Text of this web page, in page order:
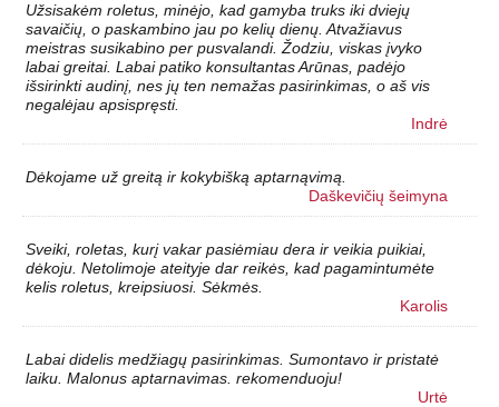
Užsisakėm roletus, minėjo, kad gamyba truks iki dviejų
savaičių, o paskambino jau po kelių dienų. Atvažiavus
meistras susikabino per pusvalandi. Žodziu, viskas įvyko
labai greitai. Labai patiko konsultantas Arūnas, padėjo
išsirinkti audinį, nes jų ten nemažas pasirinkimas, o aš vis
negalėjau apsispręsti.
Indrė
Dėkojame už greitą ir kokybišką aptarnąvimą.
Daškevičių šeimyna
Sveiki, roletas, kurį vakar pasiėmiau dera ir veikia puikiai,
dėkoju. Netolimoje ateityje dar reikės, kad pagamintumėte
kelis roletus, kreipsiuosi. Sėkmės.
Karolis
Labai didelis medžiagų pasirinkimas. Sumontavo ir pristatė
laiku. Malonus aptarnavimas. rekomenduoju!
Urtė